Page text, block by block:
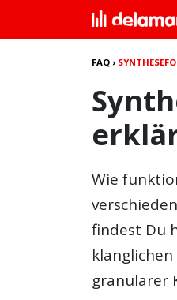
FAQ ›
Wie
findest Du
granularer